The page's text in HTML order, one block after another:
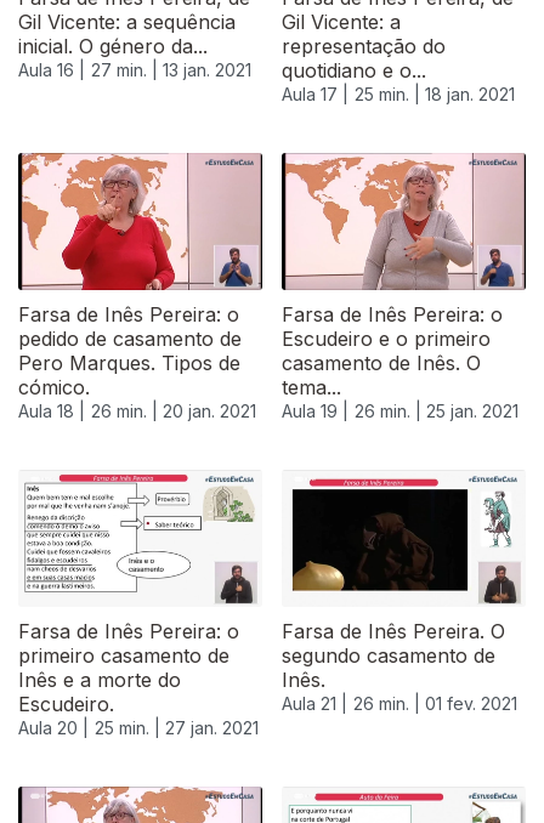
Gil Vicente: a sequência
inicial. O género da...
Aula 16 | 27 min. | 13 jan. 2021
Gil Vicente: a
representação do
quotidiano e o...
Aula 17 | 25 min. | 18 jan. 2021
Farsa de Inês Pereira: o
pedido de casamento de
Pero Marques. Tipos de
cómico.
Aula 18 | 26 min. | 20 jan. 2021
Farsa de Inês Pereira: o
Escudeiro e o primeiro
casamento de Inês. O
tema...
Aula 19 | 26 min. | 25 jan. 2021
Farsa de Inês Pereira: o
primeiro casamento de
Inês e a morte do
Escudeiro.
Aula 20 | 25 min. | 27 jan. 2021
Farsa de Inês Pereira. O
segundo casamento de
Inês.
Aula 21 | 26 min. | 01 fev. 2021
522883